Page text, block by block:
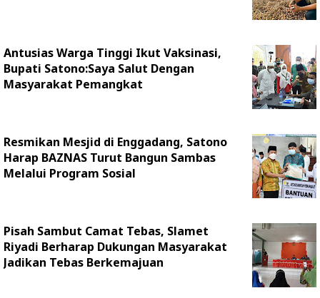
Antusias Warga Tinggi Ikut Vaksinasi,
Bupati Satono:Saya Salut Dengan
Masyarakat Pemangkat
Resmikan Mesjid di Enggadang, Satono
Harap BAZNAS Turut Bangun Sambas
Melalui Program Sosial
Pisah Sambut Camat Tebas, Slamet
Riyadi Berharap Dukungan Masyarakat
Jadikan Tebas Berkemajuan